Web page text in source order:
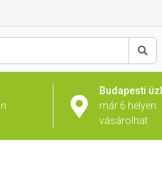
Budapesti
már 6 helyen
vásárolhat